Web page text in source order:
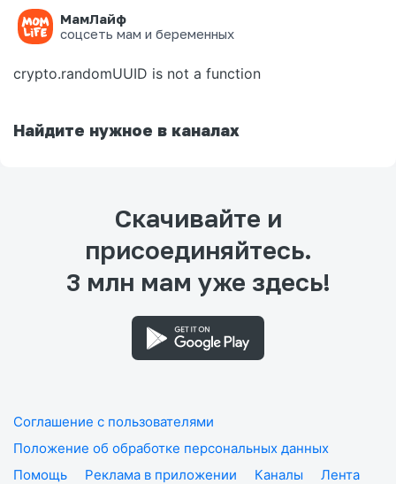
МамЛайф
соцсеть мам и беременных
Ошибка на странице
crypto.randomUUID is not a function
Найдите нужное в каналах
Скачивайте и
присоединяйтесь.
3 млн мам уже здесь!
Соглашение с пользователями
Положение об обработке персональных данных
Помощь
Реклама в приложении Каналы
Лента